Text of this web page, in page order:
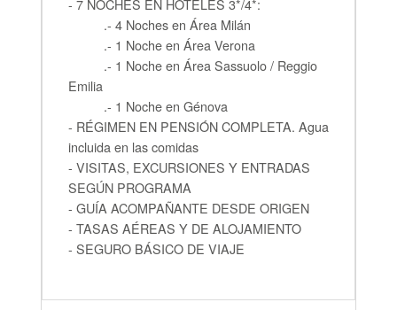
.- 4 Noches en Área Milán
.- 1 Noche en Área Verona
.- 1 Noche en Área Sassuolo / Reggio
Emilia
.- 1 Noche en Génova
- RÉGIMEN EN PENSIÓN COMPLETA. Agua
incluida en las comidas
- VISITAS, EXCURSIONES Y ENTRADAS
SEGÚN PROGRAMA
- GUÍA ACOMPAÑANTE DESDE ORIGEN
- TASAS AÉREAS Y DE ALOJAMIENTO
- SEGURO BÁSICO DE VIAJE